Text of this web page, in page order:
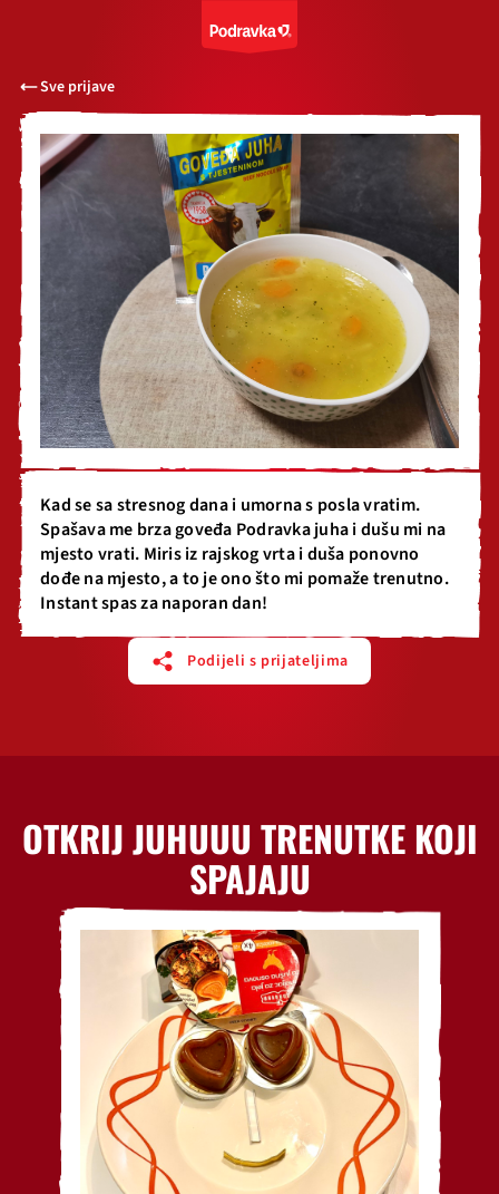
Sve prijave
Kad se sa stresnog dana i umorna s posla vratim.
Spašava me brza goveđa Podravka juha i dušu mi na
mjesto vrati. Miris iz rajskog vrta i duša ponovno
dođe na mjesto, a to je ono što mi pomaže trenutno.
Instant spas za naporan dan!
Podijeli s prijateljima
OTKRIJ JUHUUU TRENUTKE KOJI
SPAJAJU